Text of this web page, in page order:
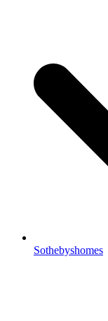
Sothebyshomes